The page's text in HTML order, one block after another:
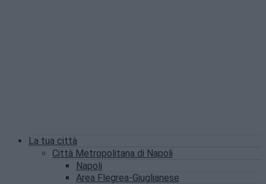
La tua città
Città Metropolitana di Napoli
Napoli
Area Flegrea-Giuglianese